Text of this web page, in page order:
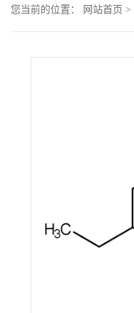
公
您当前的位置： 网站首页 >